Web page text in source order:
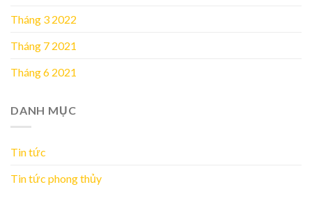
Tháng 3 2022
Tháng 7 2021
Tháng 6 2021
DANH MỤC
Tin tức
Tin tức phong thủy